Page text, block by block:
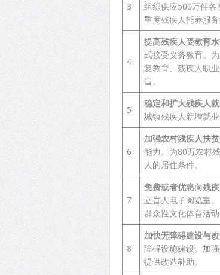
3
组织供应500万件
重度残疾人托养服
4
提高残疾人受教育
式接受义务教育。
复教育、残疾人职
盲。
5
稳定和扩大残疾人
城镇残疾人新增就业
6
加强农村残疾人扶
能力。为80万农村
人的居住条件。
7
免费或者优惠向残
立盲人电子阅览室
群众性文化体育活动
8
加快无障碍建设与
障碍设施建设。加
提供改造补助。